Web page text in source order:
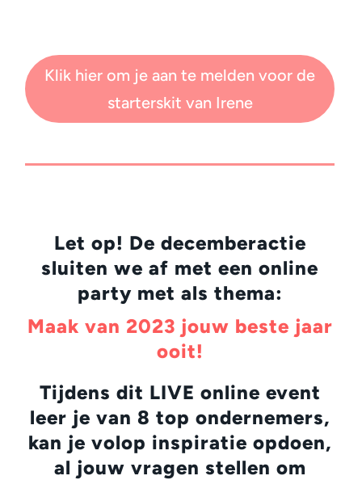
Klik hier om je aan te melden voor de
starterskit van Irene
Let op! De decemberactie
sluiten we af met een online
party met als thema:
Maak van 2023 jouw beste jaar
ooit!
Tijdens dit LIVE online event
leer je van 8 top ondernemers,
kan je volop inspiratie opdoen,
al jouw vragen stellen om